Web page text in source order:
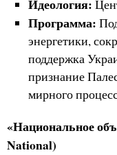
Идеология:
Программа:
энергетики,
поддержка
признание
мирного
«Национальное
National)